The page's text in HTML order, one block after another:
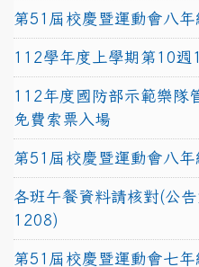
第51屆校慶暨運動會八
112學年度上學期第10
112年度國防部示範樂隊
免費索票入場
第51屆校慶暨運動會八
各班午餐資料請核對(公
1208)
第51屆校慶暨運動會七